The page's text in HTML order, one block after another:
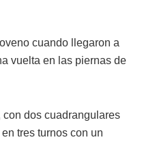
cuando llegaron a
vuelta en las piernas de
dos cuadrangulares
tres turnos con un